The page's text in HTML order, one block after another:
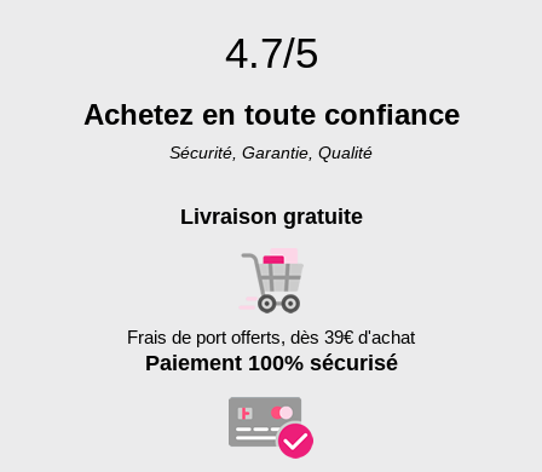
4.7/5
Achetez en toute confiance
Sécurité, Garantie, Qualité
Livraison gratuite
Frais de port offerts, dès 39€ d'achat
Paiement 100% sécurisé